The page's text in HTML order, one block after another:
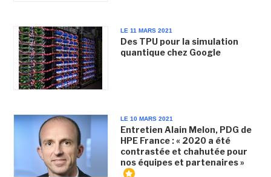
LE 11 MARS 2021
Des TPU pour la simulation
quantique chez Google
LE 10 MARS 2021
Entretien Alain Melon, PDG de
HPE France : « 2020 a été
contrastée et chahutée pour
nos équipes et partenaires »